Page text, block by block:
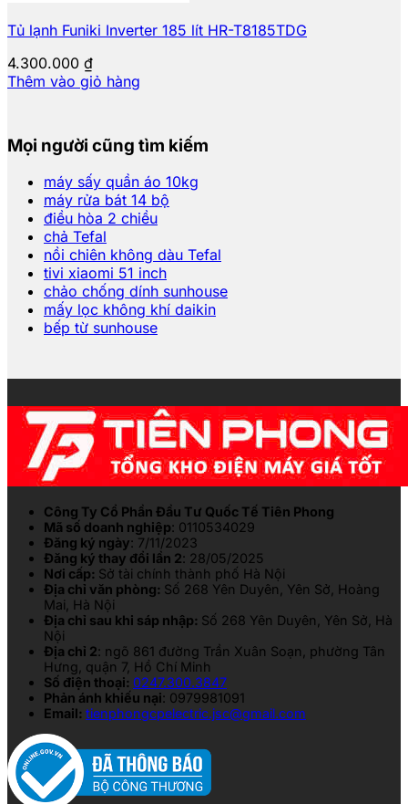
Tủ lạnh Funiki Inverter 185 lít HR-T8185TDG
4.300.000 ₫
Thêm vào giỏ hàng
Mọi người cũng tìm kiếm
máy sấy quần áo 10kg
máy rửa bát 14 bộ
điều hòa 2 chiều
chả Tefal
nồi chiên không dàu Tefal
tivi xiaomi 51 inch
chảo chống dính sunhouse
mấy lọc không khí daikin
bếp từ sunhouse
Công Ty Cổ Phần Đầu Tư Quốc Tế Tiên Phong
Mã số doanh nghiệp: 0110534029
Đăng ký ngày: 7/11/2023
Đăng ký thay đổi lần 2: 28/05/2025
Nơi cấp: Sở tài chính thành phố Hà Nội
Địa chỉ văn phòng: Số 268 Yên Duyên, Yên Sở, Hoàng
Mai, Hà Nội
Địa chỉ sau khi sáp nhập: Số 268 Yên Duyên, Yên Sở, Hà
Nội
Địa chỉ 2: ngõ 861 đường Trần Xuân Soạn, phường Tân
Hưng, quận 7, Hồ Chí Minh
Số điện thoại: 0247.300.3847
Phản ánh khiếu nại: 0979981091
Email: tienphongcpelectric.jsc@gmail.com